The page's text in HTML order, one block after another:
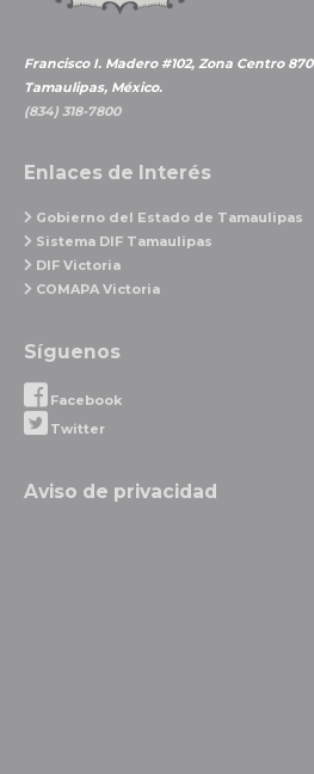
Francisco I. Madero #102, Zona Centro
Tamaulipas, México.
(834) 318-7800
Enlaces de Interés
Gobierno del Estado de Tamaulipas
Sistema DIF Tamaulipas
DIF Victoria
COMAPA Victoria
Síguenos
Facebook
Twitter
Aviso de privacidad